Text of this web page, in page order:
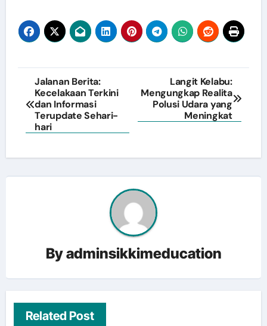
Post
navigation
Jalanan Berita:
Kecelakaan Terkini
dan Informasi
Terupdate Sehari-
hari
Langit Kelabu:
Mengungkap Realita
Polusi Udara yang
Meningkat
Byadminsikkimeducation
Related Post